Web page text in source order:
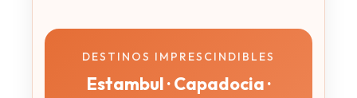
DESTINOS IMPRESCINDIBLES
Estambul · Capadocia ·